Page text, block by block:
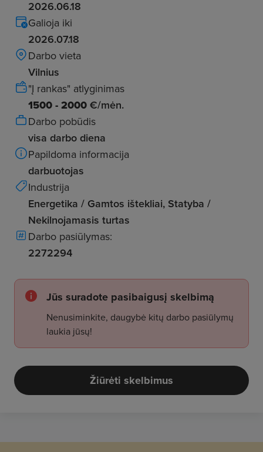
2026.06.18
Galioja iki
2026.07.18
Darbo vieta
Vilnius
"Į rankas" atlyginimas
1500 - 2000 €/mėn.
Darbo pobūdis
visa darbo diena
Papildoma informacija
darbuotojas
Industrija
Energetika / Gamtos ištekliai, Statyba /
Nekilnojamasis turtas
Darbo pasiūlymas:
2272294
Jūs suradote pasibaigusį skelbimą
Nenusiminkite, daugybė kitų darbo pasiūlymų
laukia jūsų!
Žiūrėti skelbimus